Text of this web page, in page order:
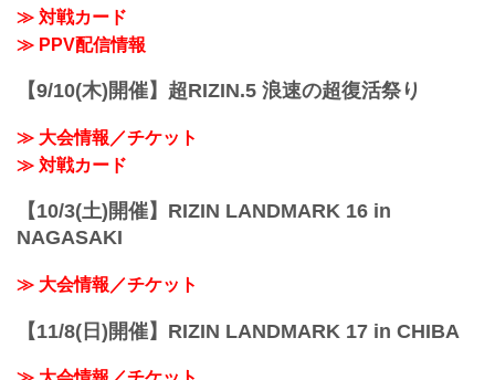
≫ 対戦カード
≫ PPV配信情報
【9/10(木)開催】超RIZIN.5 浪速の超復活祭り
≫ 大会情報／チケット
≫ 対戦カード
【10/3(土)開催】RIZIN LANDMARK 16 in
NAGASAKI
≫ 大会情報／チケット
【11/8(日)開催】RIZIN LANDMARK 17 in CHIBA